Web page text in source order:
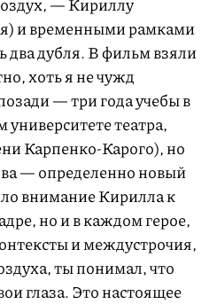
и временными рамками
два дубля. В фильм взяли
хоть я не чужд
— три года учебы в
театра,
Карпенко-Карого), но
— определенно новый
внимание Кирилла к
но и в каждом герое,
и междустрочия,
ты понимал, что
глаза. Это настоящее